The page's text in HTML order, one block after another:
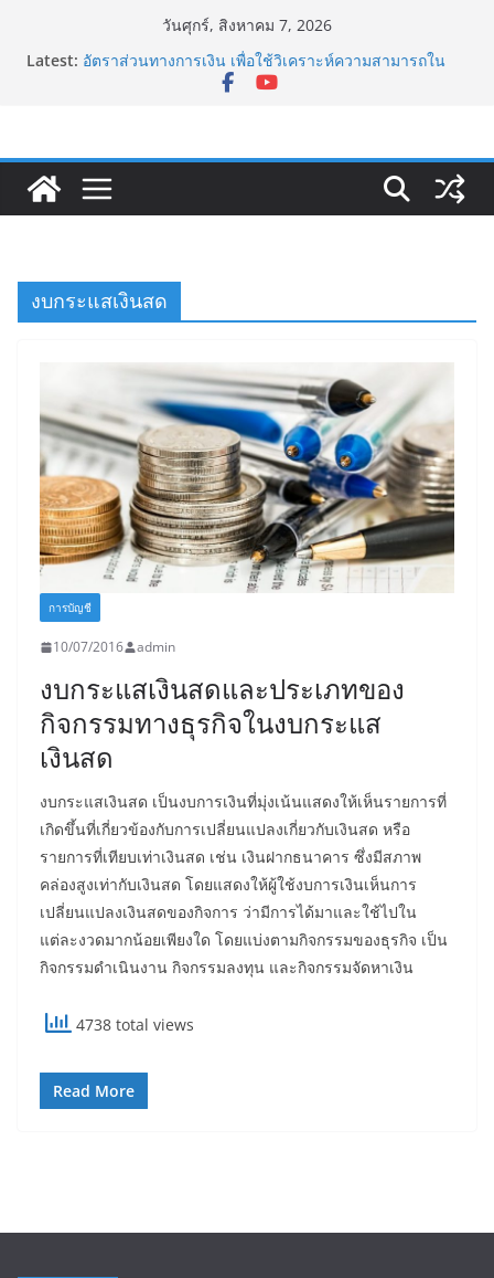
วันศุกร์, สิงหาคม 7, 2026
Latest: อัตราส่วนทางการเงิน เพื่อใช้วิเคราะห์ความสามารถใน
การทำกำไร (Profitability Ratios)
งบกระแสเงินสด
การบัญชี
10/07/2016 admin
งบกระแสเงินสดและประเภทของ
กิจกรรมทางธุรกิจในงบกระแส
เงินสด
งบกระแสเงินสด เป็นงบการเงินที่มุ่งเน้นแสดงให้เห็นรายการที่
เกิดขึ้นที่เกี่ยวข้องกับการเปลี่ยนแปลงเกี่ยวกับเงินสด หรือ
รายการที่เทียบเท่าเงินสด เช่น เงินฝากธนาคาร ซึ่งมีสภาพ
คล่องสูงเท่ากับเงินสด โดยแสดงให้ผู้ใช้งบการเงินเห็นการ
เปลี่ยนแปลงเงินสดของกิจการ ว่ามีการได้มาและใช้ไปใน
แต่ละงวดมากน้อยเพียงใด โดยแบ่งตามกิจกรรมของธุรกิจ เป็น
กิจกรรมดำเนินงาน กิจกรรมลงทุน และกิจกรรมจัดหาเงิน
4738 total views
Read More